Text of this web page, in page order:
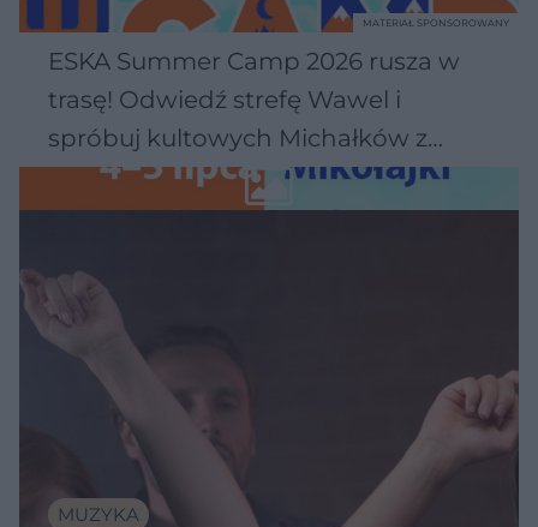
ESKA Summer Camp 2026 rusza w
trasę! Odwiedź strefę Wawel i
spróbuj kultowych Michałków z
Wawelu
MATERIAŁ SPONSOROWANY
MUZYKA